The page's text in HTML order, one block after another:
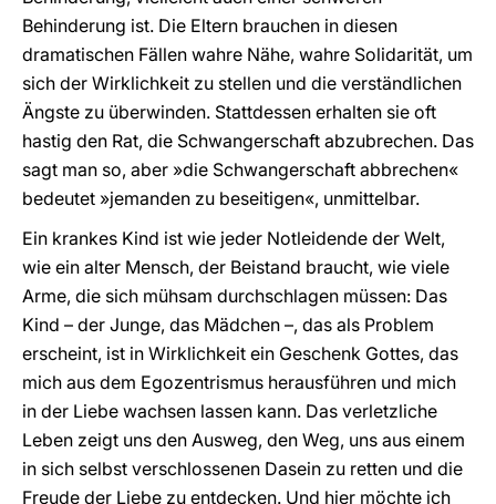
Behinderung ist. Die Eltern brauchen in diesen
dramatischen Fällen wahre Nähe, wahre Solidarität, um
sich der Wirklichkeit zu stellen und die verständlichen
Ängste zu überwinden. Stattdessen erhalten sie oft
hastig den Rat, die Schwangerschaft abzubrechen. Das
sagt man so, aber »die Schwangerschaft abbrechen«
bedeutet »jemanden zu beseitigen«, unmittelbar.
Ein krankes Kind ist wie jeder Notleidende der Welt,
wie ein alter Mensch, der Beistand braucht, wie viele
Arme, die sich mühsam durchschlagen müssen: Das
Kind – der Junge, das Mädchen –, das als Problem
erscheint, ist in Wirklichkeit ein Geschenk Gottes, das
mich aus dem Egozentrismus herausführen und mich
in der Liebe wachsen lassen kann. Das verletzliche
Leben zeigt uns den Ausweg, den Weg, uns aus einem
in sich selbst verschlossenen Dasein zu retten und die
Freude der Liebe zu entdecken. Und hier möchte ich